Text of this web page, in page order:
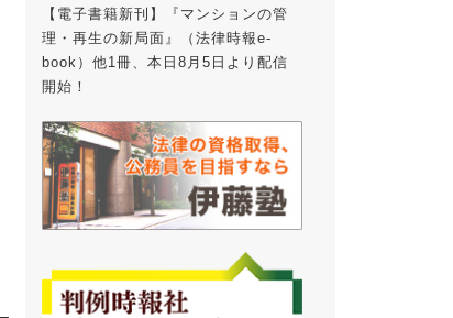
【電子書籍新刊】『マンションの管
理・再生の新局面』（法律時報e-
book）他1冊、本日8月5日より配信
開始！